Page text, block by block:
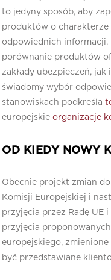
to jedyny sposób, aby
produktów o
odpowiednich informacji.
porównanie produktów
zakłady ubezpieczeń,
świadomy wybór
stanowiskach podkreśla
europejskie organizacje
OD KIEDY NOWY
Obecnie projekt zmian
Komisji Europejskiej i
przyjęcia przez Radę UE
przyjęcia
europejskiego,
być przedstawiane